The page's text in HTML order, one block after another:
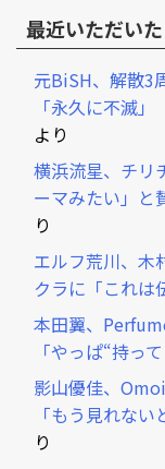
最近いただい
元BiSH、解散3
「永久に不滅」
より
横浜流星、チリ
ーマみたい」と
り
エルフ荒川、木
クラに「これは
本田翼、
「やっぱ“持っ
影山優佳、
「もう見れない
り